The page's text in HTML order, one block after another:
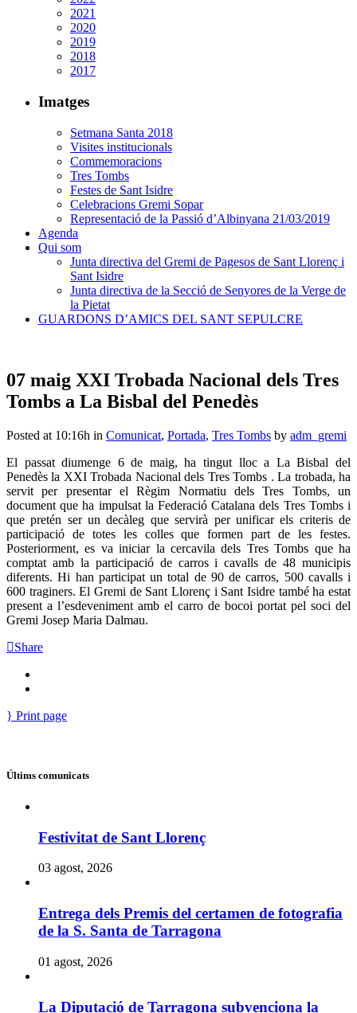
2021
2020
2019
2018
2017
Imatges
Setmana Santa 2018
Visites institucionals
Commemoracions
Tres Tombs
Festes de Sant Isidre
Celebracions Gremi Sopar
Representació de la Passió d’Albinyana 21/03/2019
Agenda
Qui som
Junta directiva del Gremi de Pagesos de Sant Llorenç i
Sant Isidre
Junta directiva de la Secció de Senyores de la Verge de
la Pietat
GUARDONS D’AMICS DEL SANT SEPULCRE
07 maig XXI Trobada Nacional dels Tres
Tombs a La Bisbal del Penedès
Posted at 10:16h in Comunicat, Portada, Tres Tombs by adm_gremi
El passat diumenge 6 de maig, ha tingut lloc a La Bisbal del
Penedès la XXI Trobada Nacional dels Tres Tombs . La trobada, ha
servit per presentar el Règim Normatiu dels Tres Tombs, un
document que ha impulsat la Federació Catalana dels Tres Tombs i
que pretén ser un decàleg que servirà per unificar els criteris de
participació de totes les colles que formen part de les festes.
Posteriorment, es va iniciar la cercavila dels Tres Tombs que ha
comptat amb la participació de carros i cavalls de 48 municipis
diferents. Hi han participat un total de 90 de carros, 500 cavalls i
600 traginers. El Gremi de Sant Llorenç i Sant Isidre també ha estat
present a l’esdeveniment amb el carro de bocoi portat pel soci del
Gremi Josep Maria Dalmau.
Share
Print page
Últims comunicats
Festivitat de Sant Llorenç
03 agost, 2026
Entrega dels Premis del certamen de fotografia
de la S. Santa de Tarragona
01 agost, 2026
La Diputació de Tarragona subvenciona la